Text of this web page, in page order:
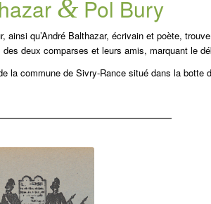
&Pol Bury
qu’André Balthazar, écrivain et poète,
deux comparses et leurs amis, marquant le
la commune de Sivry-Rance situé dans la botte